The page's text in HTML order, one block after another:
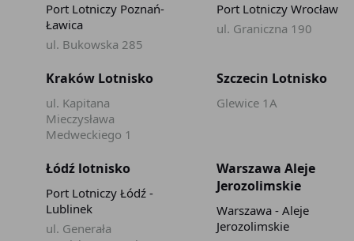
Port Lotniczy Poznań-
Ławica
ul. Bukowska 285
Port Lotniczy Wrocław
ul. Graniczna 190
Kraków Lotnisko
ul. Kapitana
Mieczysława
Medweckiego 1
Szczecin Lotnisko
Glewice 1A
Łódź lotnisko
Port Lotniczy Łódź -
Lublinek
ul. Generała
Warszawa Aleje
Jerozolimskie
Warszawa - Aleje
Jerozolimskie